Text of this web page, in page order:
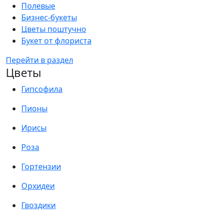
Полевые
Бизнес-букеты
Цветы поштучно
Букет от флориста
Перейти в раздел
Цветы
Гипсофила
Пионы
Ирисы
Роза
Гортензии
Орхидеи
Гвоздики